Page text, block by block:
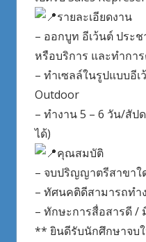
รายละเอียดงาน
– ออกบูท อีเว้นต์ ประ
หรือบริการ และทำกา
– ทำเซลล์ในรูปแบบอี
Outdoor
– ทำงาน 5 – 6 วัน/สัป
ได้)
คุณสมบัติ
– จบปริญญาตรีสาขาใ
– ทัศนคติดีสามารถทำ
– ทักษะการสื่อสารดี /
** ยินดีรับนักศึกษาจบ